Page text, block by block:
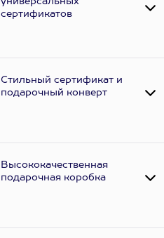
сертификатов
Стильный сертификат и
подарочный конверт
Высококачественная
подарочная коробка